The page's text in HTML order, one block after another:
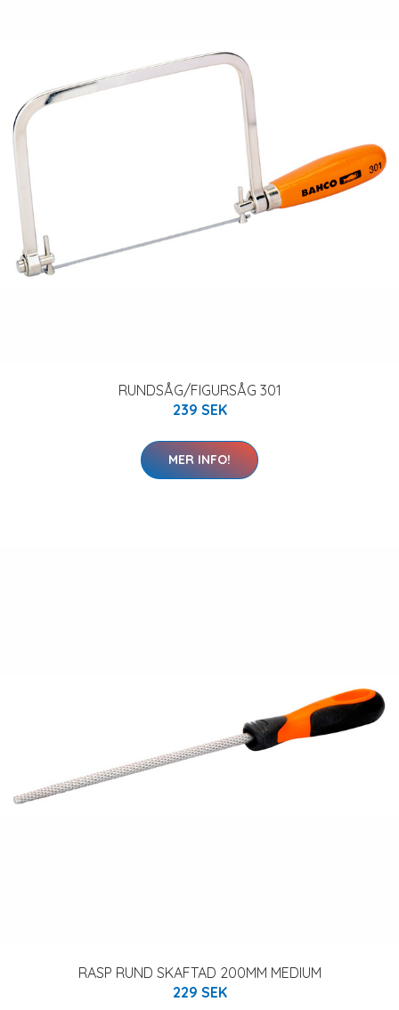
RUNDSÅG/FIGURSÅG 301
239 SEK
MER INFO!
RASP RUND SKAFTAD 200MM MEDIUM
229 SEK